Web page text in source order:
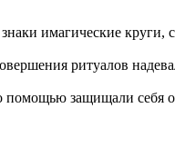
имагические
ритуалов
помощью защищали